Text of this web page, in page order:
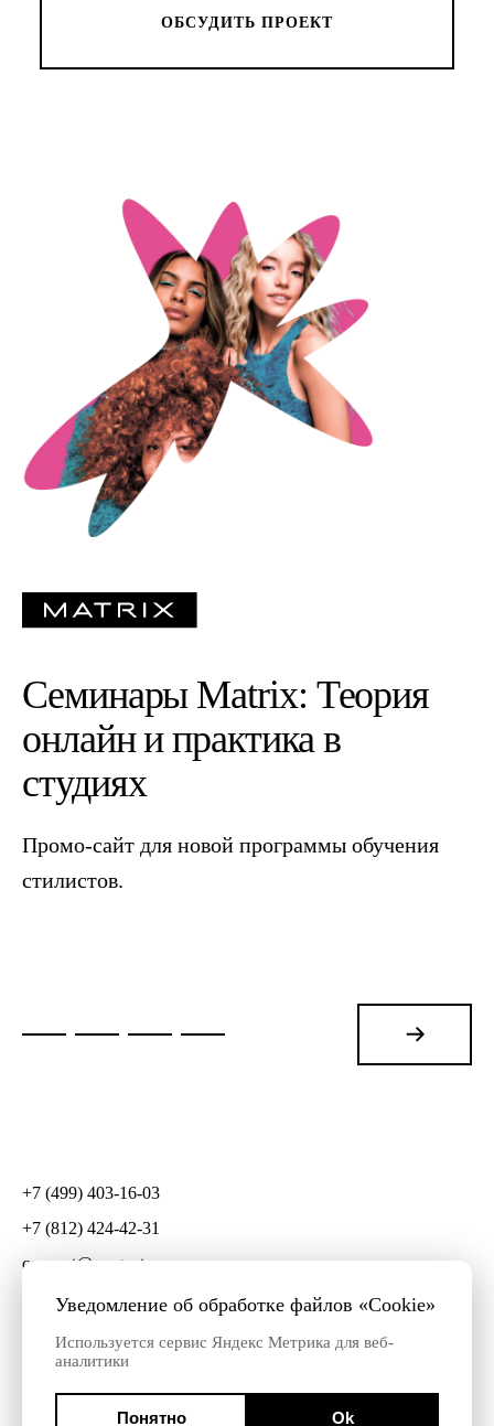
ОБСУДИТЬ ПРОЕКТ
Семинары Matrix: Теория
онлайн и практика в
студиях
Промо-сайт для новой программы обучения
стилистов.
+7 (499) 403-16-03
+7 (812) 424-42-31
connect@mygento.ru
СПб, ул. Чайковского, д. 79, оф. 8
Политика конфиденциальности
Уведомление об обработке файлов «Cookie»
Используется сервис Яндекс Метрика для веб-
аналитики
Понятно Ok